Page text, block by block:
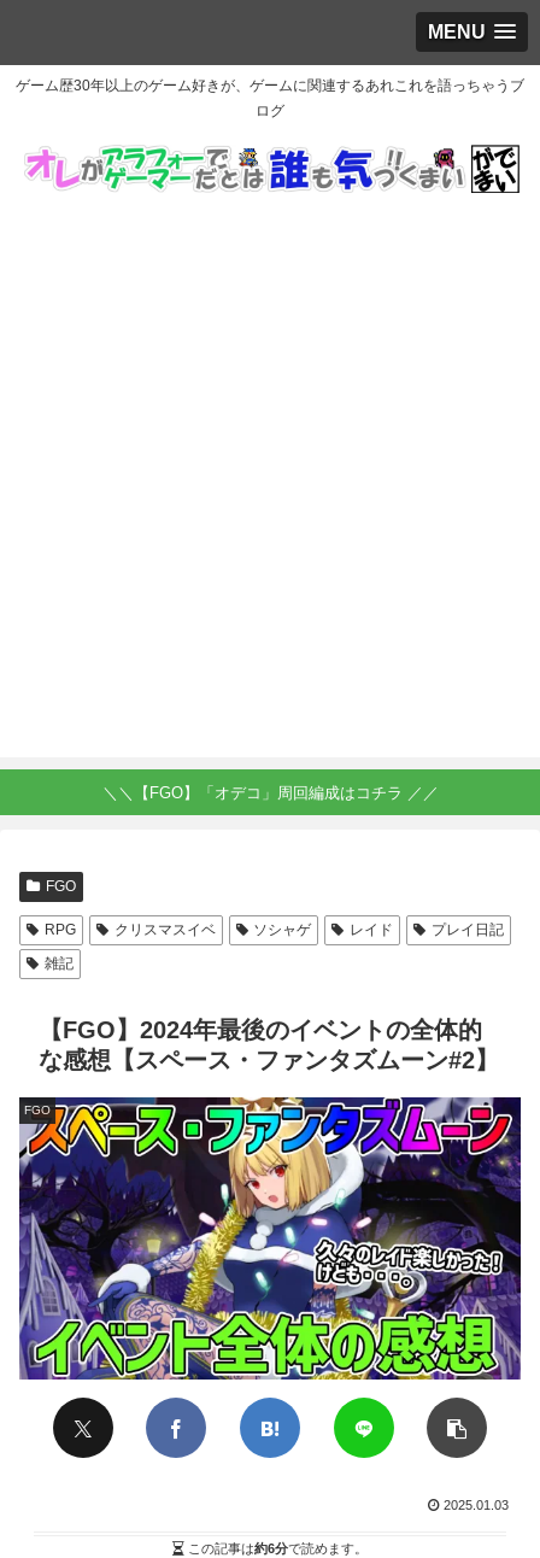
MENU
ゲーム歴30年以上のゲーム好きが、ゲームに関連するあれこれを語っちゃうブ
ログ
＼＼【FGO】「オデコ」周回編成はコチラ ／／
FGO
RPG クリスマスイベ ソシャゲ レイド
プレイ日記
雑記
【FGO】2024年最後のイベントの全体的
な感想【スペース・ファンタズムーン#2】
FGO
2025.01.03
この記事は約6分で読めます。